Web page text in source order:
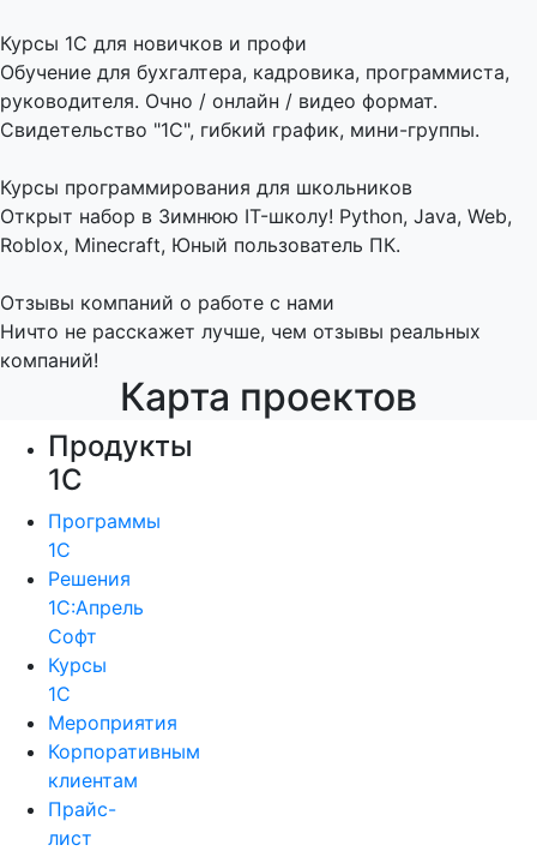
Курсы 1С для новичков и профи
Обучение для бухгалтера, кадровика, программиста,
руководителя. Очно / онлайн / видео формат.
Свидетельство "1С", гибкий график, мини-группы.
Курсы программирования для школьников
Открыт набор в Зимнюю IT-школу! Python, Java, Web,
Roblox, Minecraft, Юный пользователь ПК.
Отзывы компаний о работе с нами
Ничто не расскажет лучше, чем отзывы реальных
компаний!
Карта проектов
Продукты
1С
Программы
1С
Решения
1С:Апрель
Софт
Курсы
1С
Мероприятия
Корпоративным
клиентам
Прайс-
лист